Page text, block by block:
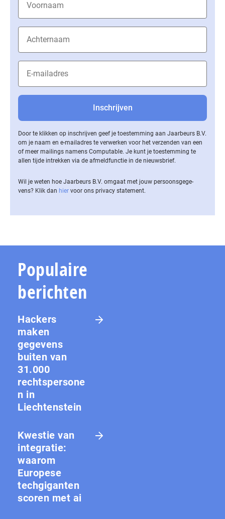
Door te klikken op inschrijven geef je toestemming aan Jaarbeurs B.V.
om je naam en e-mailadres te verwerken voor het verzenden van een
of meer mailings namens Computable. Je kunt je toestemming te
allen tijde intrekken via de af­meld­func­tie in de nieuwsbrief.
Wil je weten hoe Jaarbeurs B.V. omgaat met jouw per­soons­ge­ge­
vens? Klik dan hier voor ons privacy statement.
Populaire
berichten
Hackers
maken
gegevens
buiten van
31.000
rechtspersone
n in
Liechtenstein
Kwestie van
integratie:
waarom
Europese
techgiganten
scoren met ai